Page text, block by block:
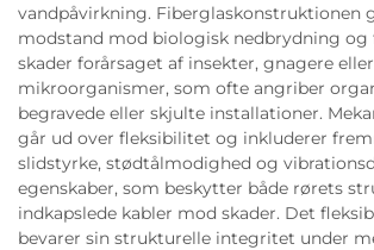
vandpåvirkning. Fiberglaskonstruktionen
modstand mod biologisk nedbrydning og
skader forårsaget af insekter, gnagere eller
mikroorganismer, som ofte angriber
begravede eller skjulte installationer.
går ud over fleksibilitet og inkluderer
slidstyrke, stødtålmodighed og
egenskaber, som beskytter både rørets
indkapslede kabler mod skader. Det
bevarer sin strukturelle integritet under